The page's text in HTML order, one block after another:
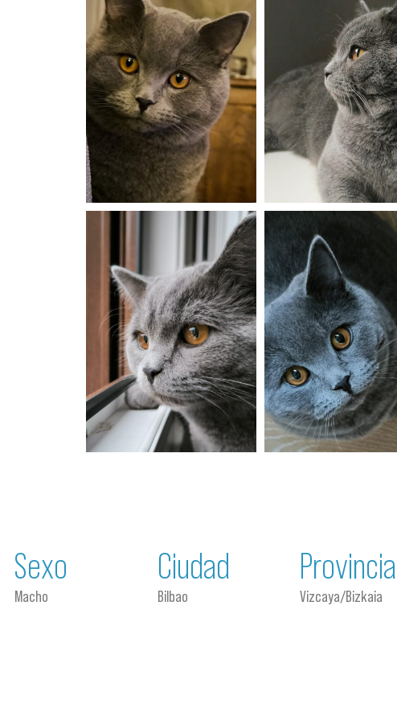
Sexo
Macho
Ciudad
Bilbao
Provincia
Vizcaya/Bizkaia